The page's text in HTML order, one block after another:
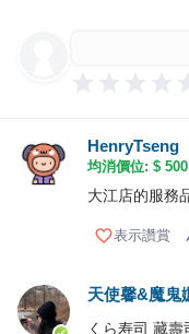
HenryTseng
均消價位: $ 500
大江店的服務
表示讚賞
天使馨&魔鬼
くら寿司 藏